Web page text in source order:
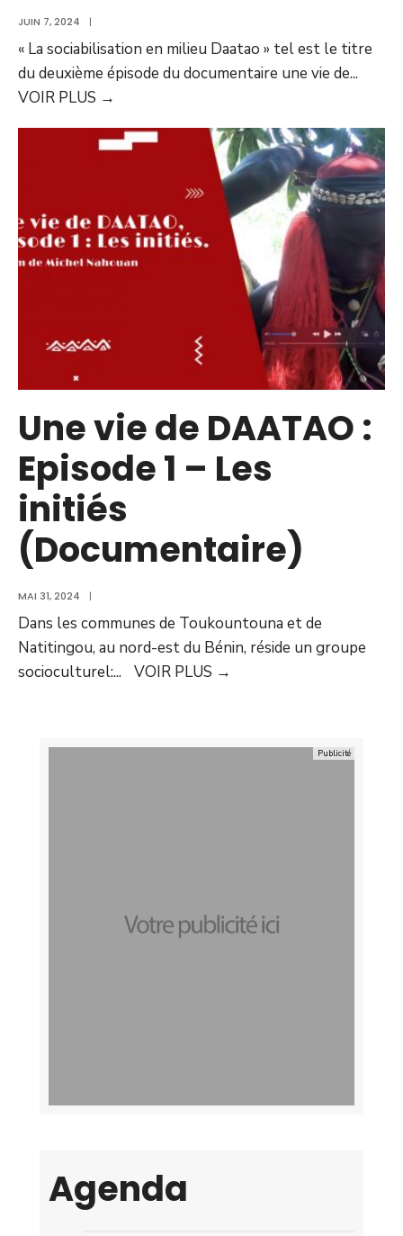
JUIN 7, 2024 |
« La sociabilisation en milieu Daatao » tel est le titre
du deuxième épisode du documentaire une vie de...
VOIR PLUS →
Une vie de DAATAO :
Episode 1 – Les
initiés
(Documentaire)
MAI 31, 2024 |
Dans les communes de Toukountouna et de
Natitingou, au nord-est du Bénin, réside un groupe
socioculturel:... VOIR PLUS →
Agenda